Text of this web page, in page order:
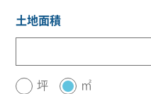
土地面積
坪 ㎡